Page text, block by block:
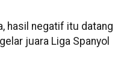
hasil negatif itu datang
juara Liga Spanyol